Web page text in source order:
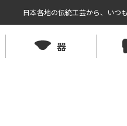
日本各地の伝統工芸から、いつ
器